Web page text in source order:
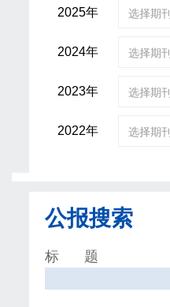
2025年 选择期刊
2024年 选择期刊
2023年 选择期刊
2022年 选择期刊
公报搜索
标 题